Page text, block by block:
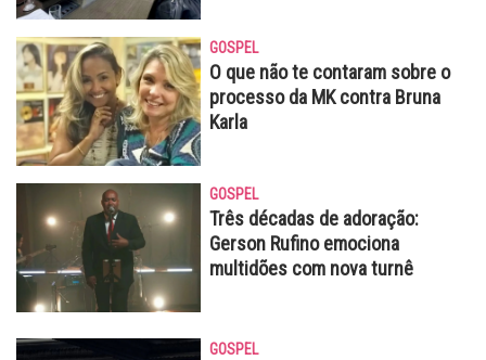
GOSPEL
O que não te contaram sobre o
processo da MK contra Bruna
Karla
GOSPEL
Três décadas de adoração:
Gerson Rufino emociona
multidões com nova turnê
GOSPEL